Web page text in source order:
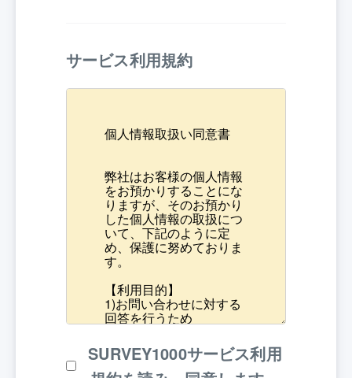
サービス利用規約
SURVEY1000サービス利用